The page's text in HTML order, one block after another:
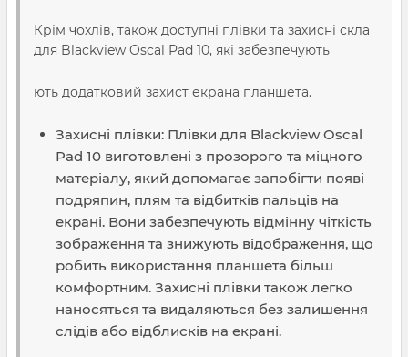
Крім чохлів, також доступні плівки та захисні скла
для Blackview Oscal Pad 10, які забезпечують
ють додатковий захист екрана планшета.
Захисні плівки: Плівки для Blackview Oscal
Pad 10 виготовлені з прозорого та міцного
матеріалу, який допомагає запобігти появі
подряпин, плям та відбитків пальців на
екрані. Вони забезпечують відмінну чіткість
зображення та знижують відображення, що
робить використання планшета більш
комфортним. Захисні плівки також легко
наносяться та видаляються без залишення
слідів або відблисків на екрані.